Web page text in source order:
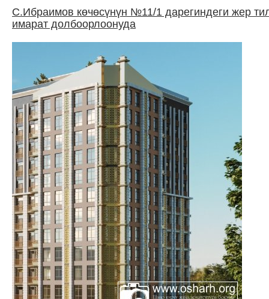
С.Ибраимов көчөсүнүн №11/1 дарегиндеги жер
имарат долбоорлоонуда